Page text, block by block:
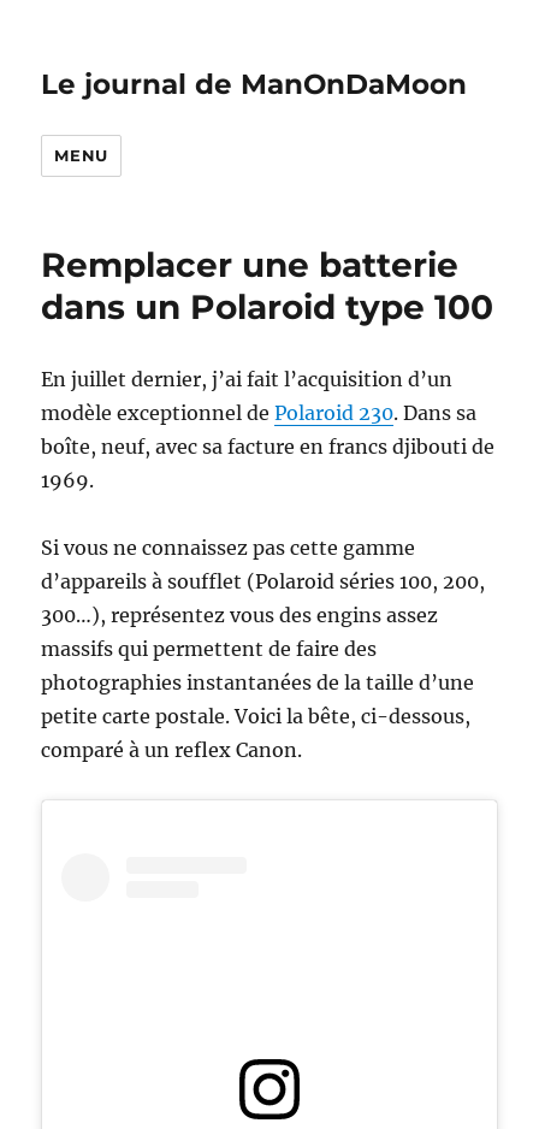
Le journal de ManOnDaMoon
MENU
Remplacer une batterie
dans un Polaroid type 100
En juillet dernier, j’ai fait l’acquisition d’un
modèle exceptionnel dePolaroid 230. Dans sa
boîte, neuf, avec sa facture en francs djibouti de
1969.
Si vous ne connaissez pas cette gamme
d’appareils à soufflet (Polaroid séries 100, 200,
300…), représentez vous des engins assez
massifs qui permettent de faire des
photographies instantanées de la taille d’une
petite carte postale. Voici la bête, ci-dessous,
comparé à un reflex Canon.